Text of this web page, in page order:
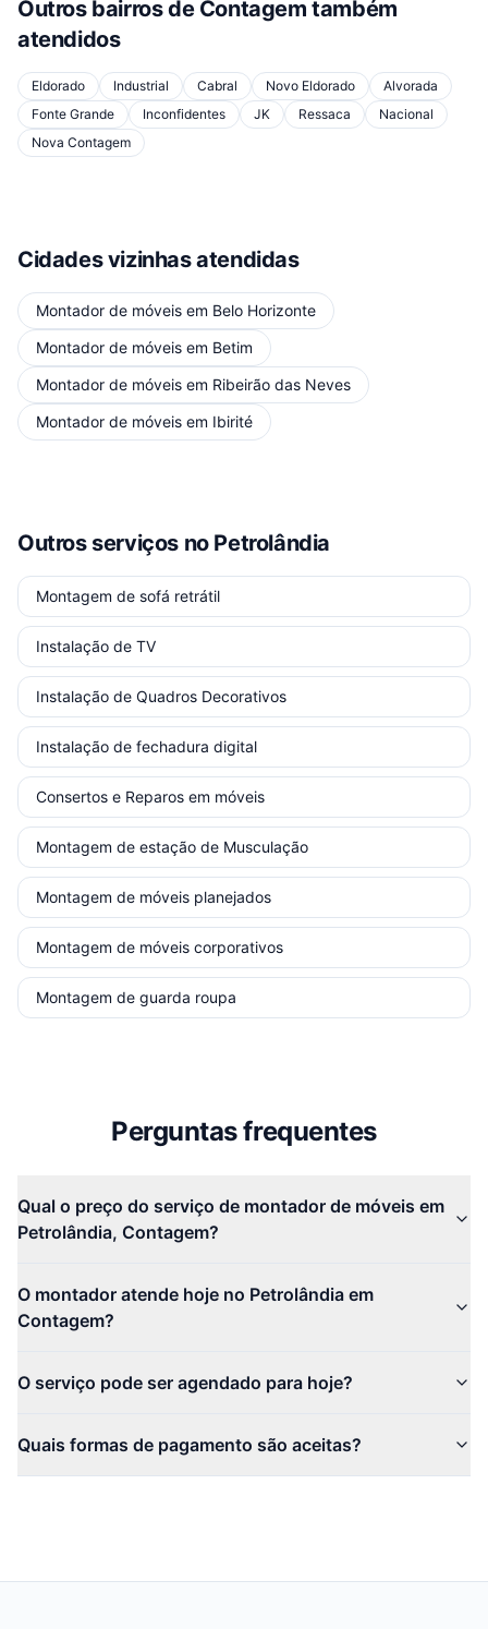
Outros bairros de Contagem também
atendidos
Eldorado Industrial Cabral Novo Eldorado
Alvorada
Fonte Grande
Inconfidentes JK Ressaca
Nacional
Nova Contagem
Cidades vizinhas atendidas
Montador de móveis em Belo Horizonte
Montador de móveis em Betim
Montador de móveis em Ribeirão das Neves
Montador de móveis em Ibirité
Outros serviços no Petrolândia
Montagem de sofá retrátil
Instalação de TV
Instalação de Quadros Decorativos
Instalação de fechadura digital
Consertos e Reparos em móveis
Montagem de estação de Musculação
Montagem de móveis planejados
Montagem de móveis corporativos
Montagem de guarda roupa
Perguntas frequentes
Qual o preço do serviço de montador de móveis em
Petrolândia, Contagem?
O montador atende hoje no Petrolândia em
Contagem?
O serviço pode ser agendado para hoje?
Quais formas de pagamento são aceitas?